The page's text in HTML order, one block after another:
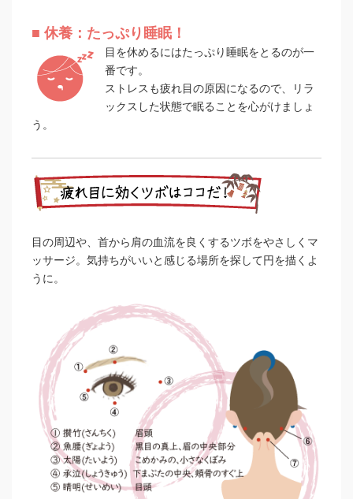
■ 休養：たっぷり睡眠！
目を休めるにはたっぷり睡眠をとるのが一
番です。
ストレスも疲れ目の原因になるので、リラ
ックスした状態で眠ることを心がけましょ
う。
目の周辺や、首から肩の血流を良くするツボをやさしくマ
ッサージ。気持ちがいいと感じる場所を探して円を描くよ
うに。